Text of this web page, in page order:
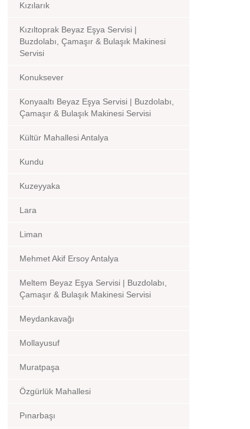
Kızılarık
Kızıltoprak Beyaz Eşya Servisi |
Buzdolabı, Çamaşır & Bulaşık Makinesi
Servisi
Konuksever
Konyaaltı Beyaz Eşya Servisi | Buzdolabı,
Çamaşır & Bulaşık Makinesi Servisi
Kültür Mahallesi Antalya
Kundu
Kuzeyyaka
Lara
Liman
Mehmet Akif Ersoy Antalya
Meltem Beyaz Eşya Servisi | Buzdolabı,
Çamaşır & Bulaşık Makinesi Servisi
Meydankavağı
Mollayusuf
Muratpaşa
Özgürlük Mahallesi
Pınarbaşı